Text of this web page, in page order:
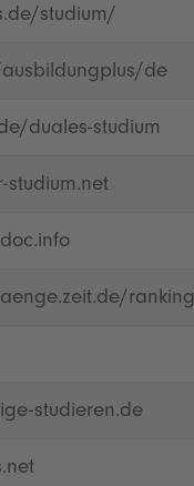
studium/
de
duales-studium
studium.net
ranking
studieren.de